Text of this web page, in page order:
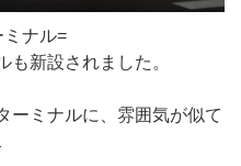
ナル=
新設されました。
ーミナルに、雰囲気が似て